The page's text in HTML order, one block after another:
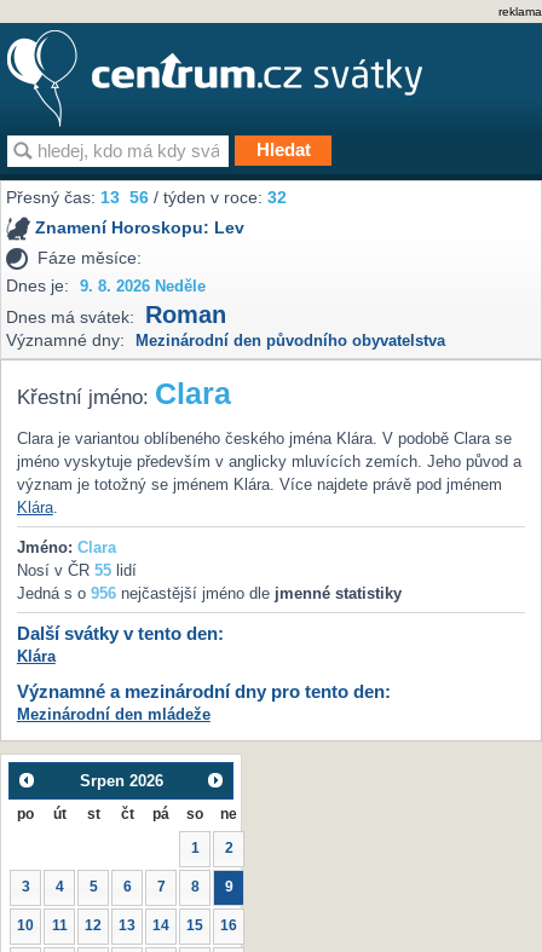
reklama
Přesný čas:13 56 / týden v roce:32
Znamení Horoskopu: Lev
Fáze měsíce:
Dnes je:
9. 8. 2026 Neděle
Dnes má svátek: Roman
Významné dny: Mezinárodní den původního obyvatelstva
Křestní jméno: Clara
Clara je variantou oblíbeného českého jména Klára. V podobě Clara se
jméno vyskytuje především v anglicky mluvících zemích. Jeho původ a
význam je totožný se jménem Klára. Více najdete právě pod jménem
Klára.
Jméno: Clara
Nosí v ČR 55lidí
Jedná s o 956nejčastější jméno dle jmenné statistiky
Další svátky v tento den:
Klára
Významné a mezinárodní dny pro tento den:
Mezinárodní den mládeže
Srpen 2026
po út st čt pá so ne
1 2
3 4 5 6 7 8 9
10 11 12 13 14 15 16